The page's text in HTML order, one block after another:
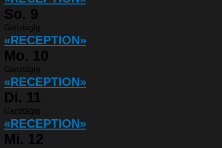
So. 9
Ganztägig
«RECEPTION»
Mo. 10
Ganztägig
«RECEPTION»
Di. 11
Ganztägig
«RECEPTION»
Mi. 12